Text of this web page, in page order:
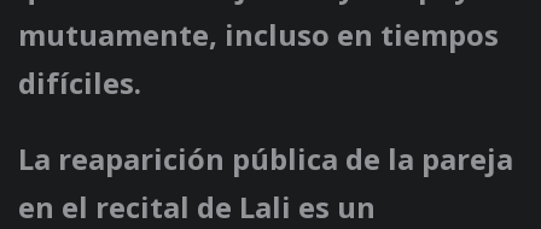
mutuamente, incluso en tiempos
difíciles.
La reaparición pública de la pareja
en el recital de Lali es un